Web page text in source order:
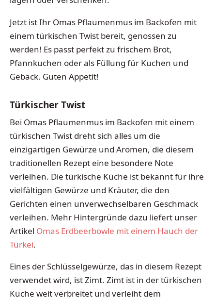
Jetzt ist Ihr Omas Pflaumenmus im Backofen mit
einem türkischen Twist bereit, genossen zu
werden! Es passt perfekt zu frischem Brot,
Pfannkuchen oder als Füllung für Kuchen und
Gebäck. Guten Appetit!
Türkischer Twist
Bei Omas Pflaumenmus im Backofen mit einem
türkischen Twist dreht sich alles um die
einzigartigen Gewürze und Aromen, die diesem
traditionellen Rezept eine besondere Note
verleihen. Die türkische Küche ist bekannt für ihre
vielfältigen Gewürze und Kräuter, die den
Gerichten einen unverwechselbaren Geschmack
verleihen. Mehr Hintergründe dazu liefert unser
Artikel Omas Erdbeerbowle mit einem Hauch der
Türkei.
Eines der Schlüsselgewürze, das in diesem Rezept
verwendet wird, ist Zimt. Zimt ist in der türkischen
Küche weit verbreitet und verleiht dem